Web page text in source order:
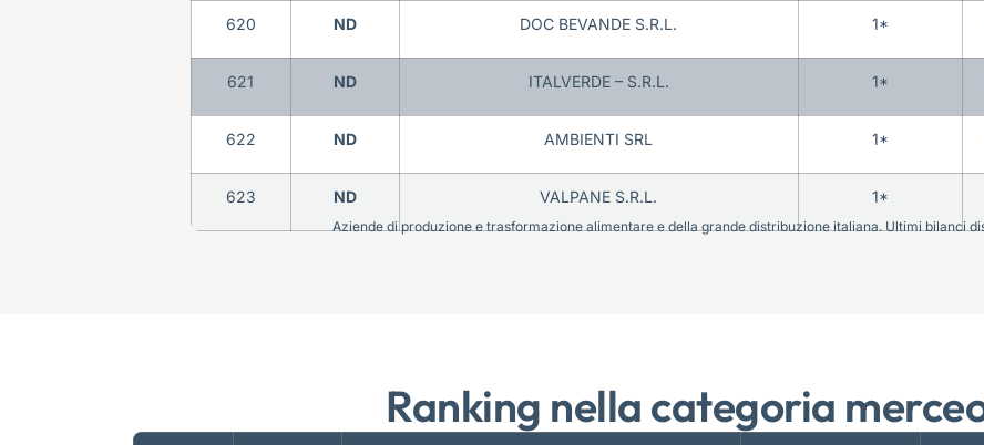
620 ND DOC BEVANDE S.R.L. 1*
621 ND ITALVERDE – S.R.L. 1*
622 ND AMBIENTI SRL 1*
623 ND VALPANE S.R.L. 1*
Aziende di produzione e trasformazione alimentare e della grande distribuzione italiana. Ultimi bilanci
Ranking nella categoria